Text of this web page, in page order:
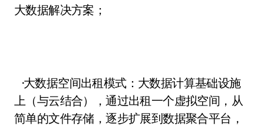
大数据解决方案；
·大数据空间出租模式：大数据计算基础设施
上（与云结合），通过出租一个虚拟空间，从
简单的文件存储，逐步扩展到数据聚合平台，